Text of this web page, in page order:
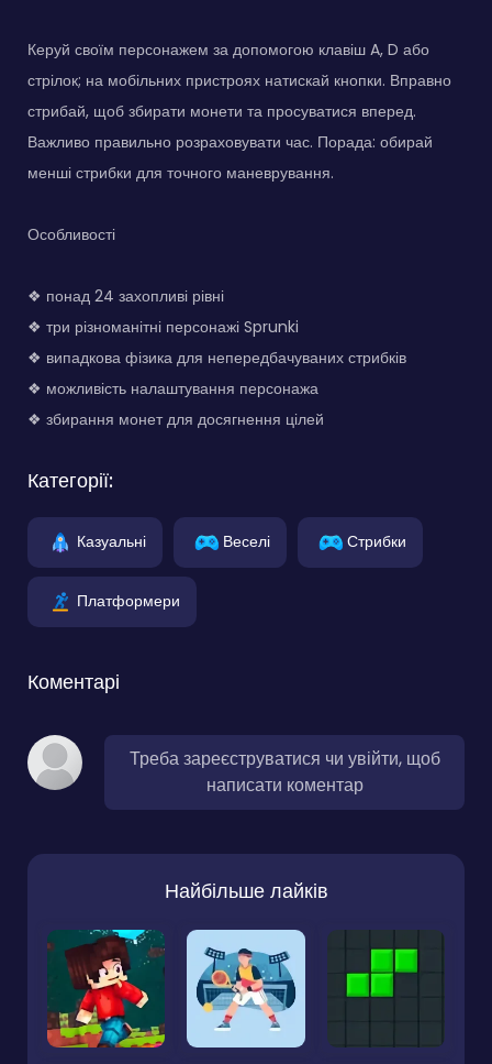
Керуй своїм персонажем за допомогою клавіш A, D або
стрілок; на мобільних пристроях натискай кнопки. Вправно
стрибай, щоб збирати монети та просуватися вперед.
Важливо правильно розраховувати час. Порада: обирай
менші стрибки для точного маневрування.
Особливості
❖ понад 24 захопливі рівні
❖ три різноманітні персонажі Sprunki
❖ випадкова фізика для непередбачуваних стрибків
❖ можливість налаштування персонажа
❖ збирання монет для досягнення цілей
Категорії:
Казуальні Веселі Стрибки
Платформери
Коментарі
Треба зареєструватися чи увійти, щоб
написати коментар
Найбільше лайків